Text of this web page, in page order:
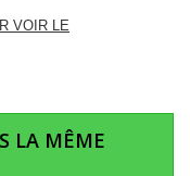
VOIR LE
LA MÊME